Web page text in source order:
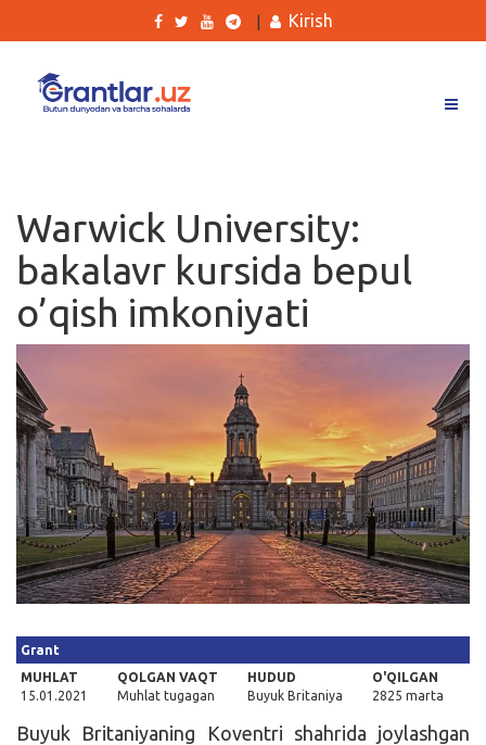
Ishlar
Kurslar
Blog
Yana
Qidirish
Kirish
Kirish
Warwick University:
bakalavr kursida bepul
o’qish imkoniyati
Grant
MUHLAT
15.01.2021
QOLGAN VAQT
Muhlat tugagan
HUDUD
Buyuk Britaniya
O'QILGAN
2825 marta
Buyuk Britaniyaning Koventri shahrida joylashgan